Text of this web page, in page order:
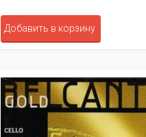
Добавить в корзину